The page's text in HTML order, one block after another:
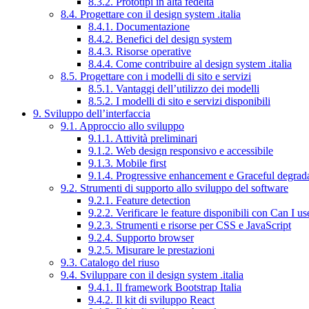
8.4. Progettare con il design system .italia
8.4.1. Documentazione
8.4.2. Benefici del design system
8.4.3. Risorse operative
8.4.4. Come contribuire al design system .italia
8.5. Progettare con i modelli di sito e servizi
8.5.1. Vantaggi dell’utilizzo dei modelli
8.5.2. I modelli di sito e servizi disponibili
9. Sviluppo dell’interfaccia
9.1. Approccio allo sviluppo
9.1.1. Attività preliminari
9.1.2. Web design responsivo e accessibile
9.1.3. Mobile first
9.1.4. Progressive enhancement e Graceful
9.2. Strumenti di supporto allo sviluppo del software
9.2.1. Feature detection
9.2.2. Verificare le feature disponibili con Can I
9.2.3. Strumenti e risorse per CSS e JavaScript
9.2.4. Supporto browser
9.2.5. Misurare le prestazioni
9.3. Catalogo del riuso
9.4. Sviluppare con il design system .italia
9.4.1. Il framework Bootstrap Italia
9.4.2. Il kit di sviluppo React